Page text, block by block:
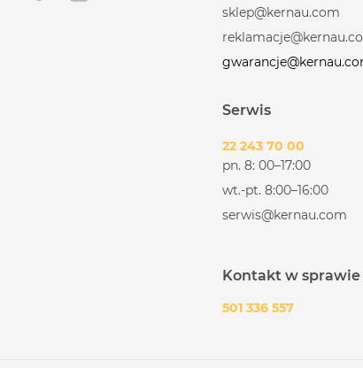
sklep@kernau.com
Serwis
22 243 70 00
pn. 8: 00–17:00
wt.-pt. 8:00–16:00
serwis@kernau.com
Kontakt w sprawie
501 336 557